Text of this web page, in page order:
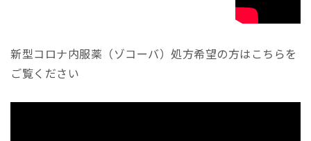
新型コロナ内服薬（ゾコーバ）処方希望の方はこちらを
ご覧ください